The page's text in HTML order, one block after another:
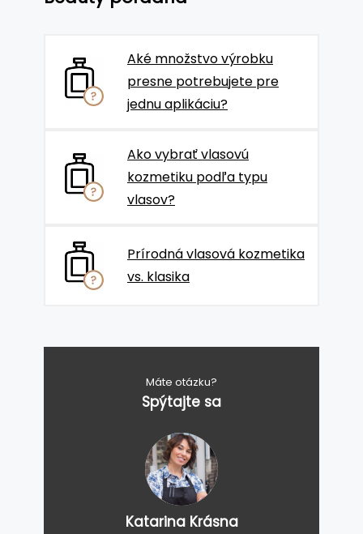
Aké množstvo výrobku
presne potrebujete pre
jednu aplikáciu?
Ako vybrať vlasovú
kozmetiku podľa typu
vlasov?
Prírodná vlasová kozmetika
vs. klasika
Máte otázku?
Spýtajte sa
Katarina Krásna